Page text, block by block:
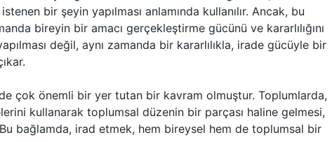
bir şeyin yapılması anlamında kullanılır. Ancak, bu
bireyin bir amacı gerçekleştirme gücünü ve kararlılığını
değil, aynı zamanda bir kararlılıkla, irade gücüyle bir
çok önemli bir yer tutan bir kavram olmuştur. Toplumlarda,
kullanarak toplumsal düzenin bir parçası haline gelmesi,
bağlamda, irad etmek, hem bireysel hem de toplumsal bir